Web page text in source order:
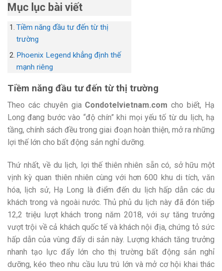
Mục lục bài viết
Tiềm năng đầu tư đến từ thị
trường
Phoenix Legend khẳng định thế
mạnh riêng
Tiềm năng đầu tư đến từ thị trường
Theo các chuyên gia Condotelvietnam.com cho biết, Hạ
Long đang bước vào “độ chín” khi mọi yếu tố từ du lịch, hạ
tầng, chính sách đều trong giai đoạn hoàn thiện, mở ra những
lợi thế lớn cho bất động sản nghỉ dưỡng.
Thứ nhất, về du lịch, lợi thế thiên nhiên sẵn có, sở hữu một
vịnh kỳ quan thiên nhiên cùng với hơn 600 khu di tích, văn
hóa, lịch sử, Hạ Long là điểm đến du lịch hấp dẫn các du
khách trong và ngoài nước. Thủ phủ du lịch này đã đón tiếp
12,2 triệu lượt khách trong năm 2018, với sự tăng trưởng
vượt trội về cả khách quốc tế và khách nội địa, chứng tỏ sức
hấp dẫn của vùng đấy di sản này. Lượng khách tăng trưởng
nhanh tạo lực đẩy lớn cho thị trường bất động sản nghỉ
dưỡng, kéo theo nhu cầu lưu trú lớn và mở cơ hội khai thác